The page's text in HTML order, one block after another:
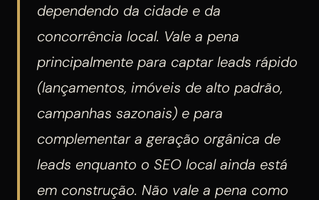
dependendo da cidade e da
concorrência local. Vale a pena
principalmente para captar leads rápido
(lançamentos, imóveis de alto padrão,
campanhas sazonais) e para
complementar a geração orgânica de
leads enquanto o SEO local ainda está
em construção. Não vale a pena como